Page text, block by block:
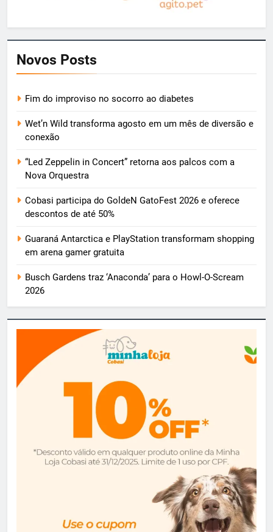
Novos Posts
Fim do improviso no socorro ao diabetes
Wet’n Wild transforma agosto em um mês de diversão e
conexão
“Led Zeppelin in Concert” retorna aos palcos com a
Nova Orquestra
Cobasi participa do GoldeN GatoFest 2026 e oferece
descontos de até 50%
Guaraná Antarctica e PlayStation transformam shopping
em arena gamer gratuita
Busch Gardens traz ‘Anaconda’ para o Howl-O-Scream
2026